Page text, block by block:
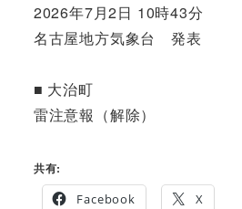
2026年7月2日 10時43分
名古屋地方気象台 発表
■ 大治町
雷注意報（解除）
共有:
Facebook
X